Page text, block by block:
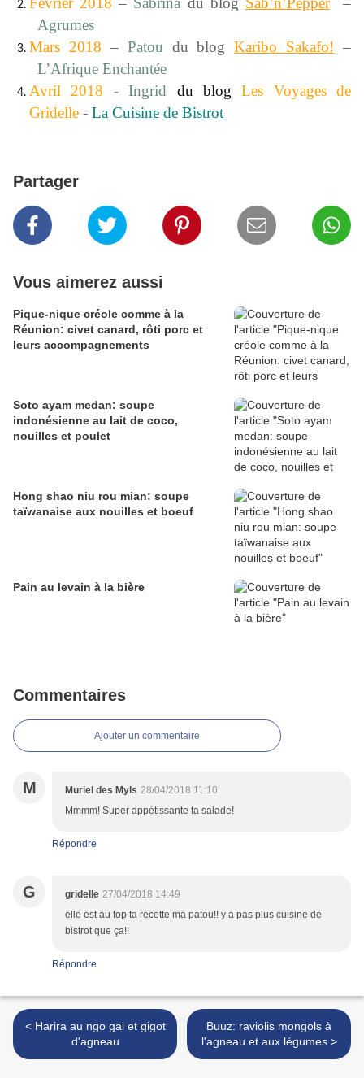
Agrumes
Mars 2018 – Patou du blogKaribo Sakafo! –
L’Afrique Enchantée
Avril 2018 - Ingrid du blog
Les Voyages de
Gridelle - La Cuisine de Bistrot
Partager
Vous aimerez aussi
Pique-nique créole comme à la
Réunion: civet canard, rôti porc et
leurs accompagnements
Soto ayam medan: soupe
indonésienne au lait de coco,
nouilles et poulet
Hong shao niu rou mian: soupe
taïwanaise aux nouilles et boeuf
Pain au levain à la bière
Commentaires
Ajouter un commentaire
M Muriel des Myls 28/04/2018 11:10
Mmmm! Super appétissante ta salade!
Répondre
G gridelle 27/04/2018 14:49
elle est au top ta recette ma patou!! y a pas plus cuisine de
bistrot que ça!!
Répondre
< Harira au ngo gai et gigot
d'agneau
Buuz: raviolis mongols à
l'agneau et aux légumes >